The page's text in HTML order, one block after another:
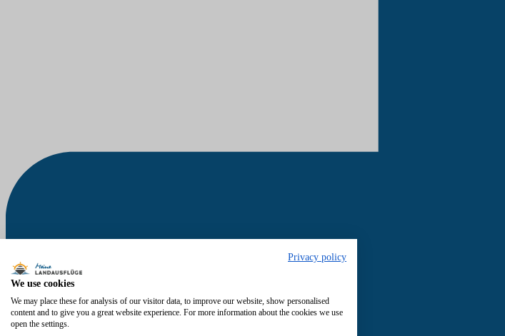
Privacy policy
We use cookies
We may place these for analysis of our visitor data, to improve our website, show personalised
content and to give you a great website experience. For more information about the cookies we use
open the settings.